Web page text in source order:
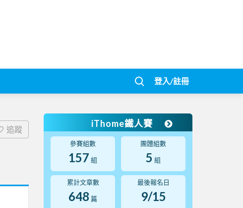
登入/註冊
追蹤
iThome鐵人賽
參賽組數
157 組
團體組數
5 組
累計文章數
648 篇
最後報名日
9/15